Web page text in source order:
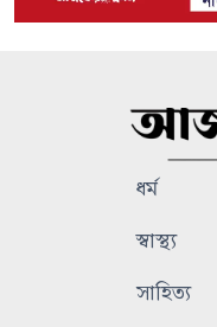
ধর্ম
স্বাস্থ্য
সাহিত্য